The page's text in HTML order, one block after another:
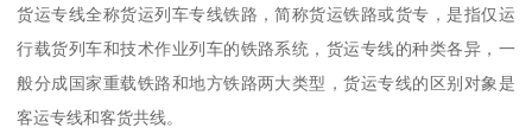
货运专线全称货运列车专线铁路，简称货运铁路或货专，是指仅运
行载货列车和技术作业列车的铁路系统，货运专线的种类各异，一
般分成国家重载铁路和地方铁路两大类型，货运专线的区别对象是
客运专线和客货共线。